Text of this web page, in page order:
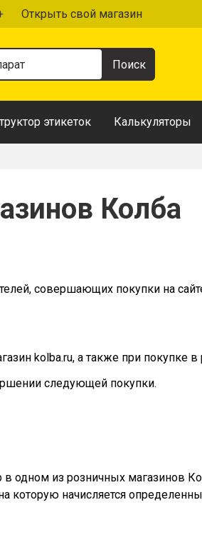
Открыть свой магазин
этикеток Калькуляторы
Колба
совершающих покупки на
kolba.ru, а также при покупке
следующей покупки.
одном из розничных магазинов
которую начисляется